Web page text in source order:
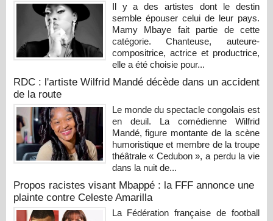
Il y a des artistes dont le destin
semble épouser celui de leur pays.
Mamy Mbaye fait partie de cette
catégorie. Chanteuse, auteure-
compositrice, actrice et productrice,
elle a été choisie pour...
RDC : l'artiste Wilfrid Mandé décède dans un accident
de la route
Le monde du spectacle congolais est
en deuil. La comédienne Wilfrid
Mandé, figure montante de la scène
humoristique et membre de la troupe
théâtrale « Cedubon », a perdu la vie
dans la nuit de...
Propos racistes visant Mbappé : la FFF annonce une
plainte contre Celeste Amarilla
La Fédération française de football